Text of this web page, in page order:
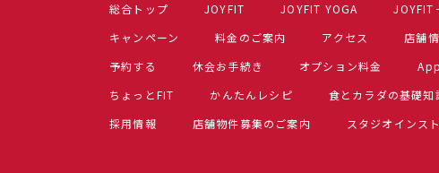
総合トップ JOYFIT JOYFIT YOGA JOYFIT
キャンペーン
料金のご案内 アクセス 店舗
予約する
休会お手続き オプション料金
ちょっとFIT
かんたんレシピ 食とカラダの基礎知
採用情報
店舗物件募集のご案内 スタジオインス